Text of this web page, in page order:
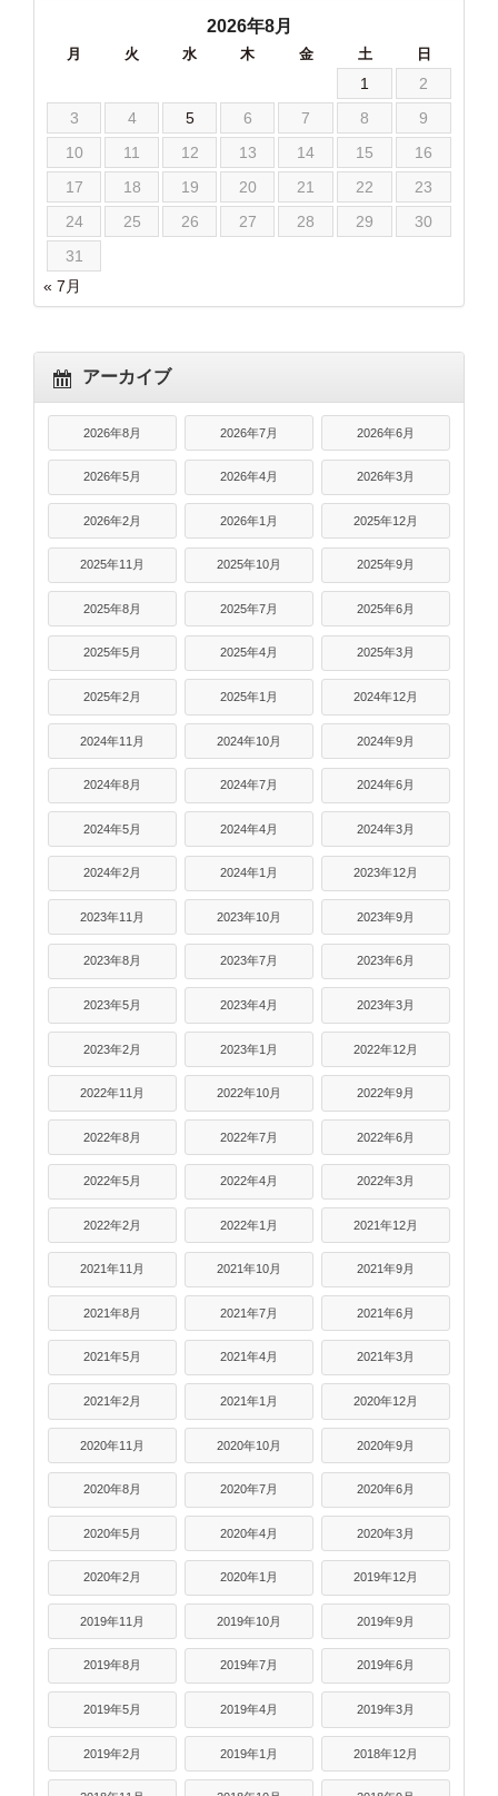
2026年8月
月 火 水 木 金 土 日
1
2
3
4 5 6 7 8
9
10
11 12 13 14 15
16
17
18 19 20 21 22
23
24
25 26 27 28 29
30
31
« 7月
アーカイブ
2026年8月 2026年7月 2026年6月
2026年5月 2026年4月 2026年3月
2026年2月 2026年1月 2025年12月
2025年11月 2025年10月 2025年9月
2025年8月 2025年7月 2025年6月
2025年5月 2025年4月 2025年3月
2025年2月 2025年1月 2024年12月
2024年11月 2024年10月 2024年9月
2024年8月 2024年7月 2024年6月
2024年5月 2024年4月 2024年3月
2024年2月 2024年1月 2023年12月
2023年11月 2023年10月 2023年9月
2023年8月 2023年7月 2023年6月
2023年5月 2023年4月 2023年3月
2023年2月 2023年1月 2022年12月
2022年11月 2022年10月 2022年9月
2022年8月 2022年7月 2022年6月
2022年5月 2022年4月 2022年3月
2022年2月 2022年1月 2021年12月
2021年11月 2021年10月 2021年9月
2021年8月 2021年7月 2021年6月
2021年5月 2021年4月 2021年3月
2021年2月 2021年1月 2020年12月
2020年11月 2020年10月 2020年9月
2020年8月 2020年7月 2020年6月
2020年5月 2020年4月 2020年3月
2020年2月 2020年1月 2019年12月
2019年11月 2019年10月 2019年9月
2019年8月 2019年7月 2019年6月
2019年5月 2019年4月 2019年3月
2019年2月 2019年1月 2018年12月